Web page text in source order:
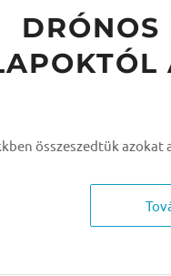
DRÓNOS
összeszedtük azokat